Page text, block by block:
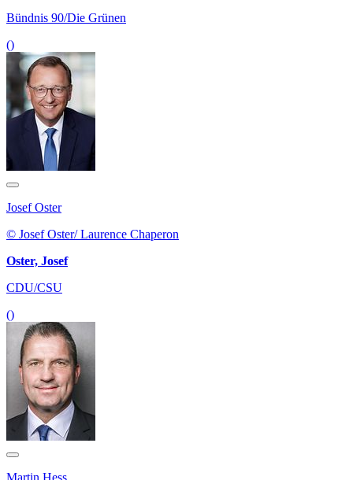
Bündnis 90/Die Grünen
()
Josef Oster
© Josef Oster/ Laurence Chaperon
Oster, Josef
CDU/CSU
()
Martin Hess